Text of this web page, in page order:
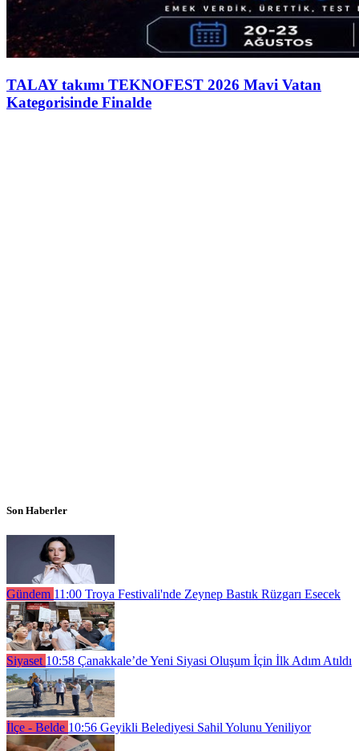
TALAY takımı TEKNOFEST 2026 Mavi Vatan
Kategorisinde Finalde
Son Haberler
Gündem 11:00 Troya Festivali'nde Zeynep Bastık Rüzgarı Esecek
Siyaset 10:58 Çanakkale’de Yeni Siyasi Oluşum İçin İlk Adım Atıldı
İlçe - Belde 10:56 Geyikli Belediyesi Sahil Yolunu Yeniliyor